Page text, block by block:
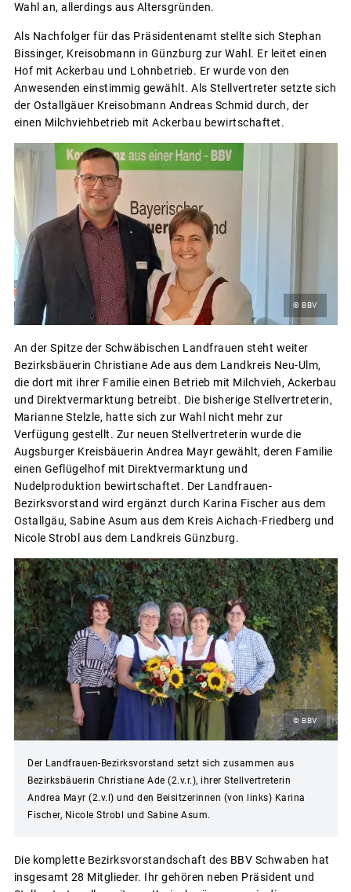
Wahl an, allerdings aus Altersgründen.
Als Nachfolger für das Präsidentenamt stellte sich Stephan
Bissinger, Kreisobmann in Günzburg zur Wahl. Er leitet einen
Hof mit Ackerbau und Lohnbetrieb. Er wurde von den
Anwesenden einstimmig gewählt. Als Stellvertreter setzte sich
der Ostallgäuer Kreisobmann Andreas Schmid durch, der
einen Milchviehbetrieb mit Ackerbau bewirtschaftet.
© BBV
An der Spitze der Schwäbischen Landfrauen steht weiter
Bezirksbäuerin Christiane Ade aus dem Landkreis Neu-Ulm,
die dort mit ihrer Familie einen Betrieb mit Milchvieh, Ackerbau
und Direktvermarktung betreibt. Die bisherige Stellvertreterin,
Marianne Stelzle, hatte sich zur Wahl nicht mehr zur
Verfügung gestellt. Zur neuen Stellvertreterin wurde die
Augsburger Kreisbäuerin Andrea Mayr gewählt, deren Familie
einen Geflügelhof mit Direktvermarktung und
Nudelproduktion bewirtschaftet. Der Landfrauen-
Bezirksvorstand wird ergänzt durch Karina Fischer aus dem
Ostallgäu, Sabine Asum aus dem Kreis Aichach-Friedberg und
Nicole Strobl aus dem Landkreis Günzburg.
© BBV
Der Landfrauen-Bezirksvorstand setzt sich zusammen aus
Bezirksbäuerin Christiane Ade (2.v.r.), ihrer Stellvertreterin
Andrea Mayr (2.v.l) und den Beisitzerinnen (von links) Karina
Fischer, Nicole Strobl und Sabine Asum.
Die komplette Bezirksvorstandschaft des BBV Schwaben hat
insgesamt 28 Mitglieder. Ihr gehören neben Präsident und